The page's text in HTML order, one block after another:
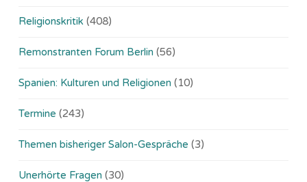
Religionskritik (408)
Remonstranten Forum Berlin (56)
Spanien: Kulturen und Religionen (10)
Termine (243)
Themen bisheriger Salon-Gespräche (3)
Unerhörte Fragen (30)